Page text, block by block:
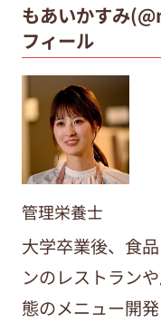
もあいかすみ
フィール
管理栄養士
大学卒業後、食
ンのレストラン
態のメニュー開